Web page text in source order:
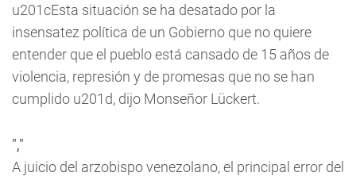
u201cEsta situación se ha desatado por la
insensatez política de un Gobierno que no quiere
entender que el pueblo está cansado de 15 años de
violencia, represión y de promesas que no se han
cumplido u201d, dijo Monseñor Lückert.
","
A juicio del arzobispo venezolano, el principal error del